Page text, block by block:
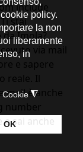
include
stai
Imola?
via mail
e sapere
reale. Il
mail è anche
number
sai anche